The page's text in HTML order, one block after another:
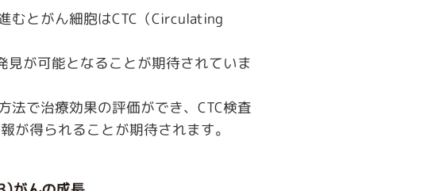
むとがん細胞はCTC（Circulating
が可能となることが期待されていま
で治療効果の評価ができ、CTC検査
が得られることが期待されます。